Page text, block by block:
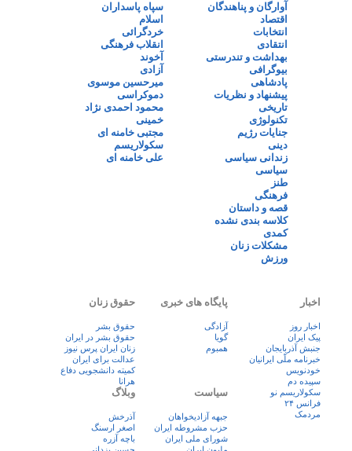
آوارگان و پناهندگان
اقتصاد
انتخابات
انتقادی
بهداشت و تندرستی
بیوگرافی
پادشاهی
پیشنهاد و نظریات
تاریخی
تکنولوژی
جنایات رژیم
دینی
زندانی سیاسی
سیاسی
طنز
فرهنگی
قصه و داستان
کلاسه بندی نشده
کمدی
مشکلات زنان
ورزش
سپاه پاسداران
اسلام
خردگرائی
انقلاب فرهنگی
آخوند
آزادی
میرحسین موسوی
دموکراسی
محمود احمدی نژاد
خمینی
مجتبی خامنه ای
سکولاریسم
علی خامنه ای
اخبار
اخبار روز
پيک ايران
جنبش آذربایجان
خبرنامه ملّی ایرانیان
خودنویس
سپیده دم
سکولاریسم نو
فرانس ۲۴
مردمک
پایگاه های خبری
آزادگی
گویا
همبوم
حقوق زنان
حقوق بشر
حقوق بشر در ایران
زنان ايران پرس نيوز
عدالت برای ایران
کمیته دانشجویی دفاع
هرانا
سیاست
جبهه آزادیخواهان
حزب مشروطه ایران
شورای ملی ایران
وبلاگ
آذرخش
اصغر ارسنگ
باچه آزره